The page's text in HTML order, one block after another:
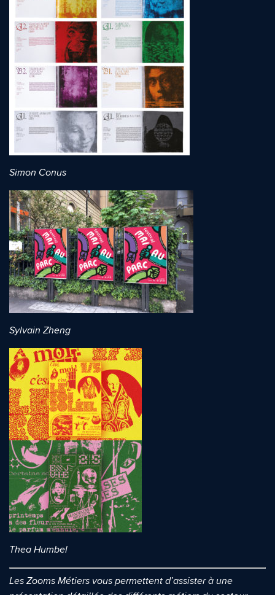
Simon Conus
Sylvain Zheng
Thea Humbel
Les Zooms Métiers vous permettent d’assister à une
Prénom et nom*
Adresse e-mail*
Message*
Quelle est la pertinence de cette page?
Commentaire*